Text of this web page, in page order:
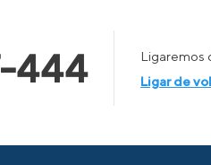
444
Ligaremos
Ligar de